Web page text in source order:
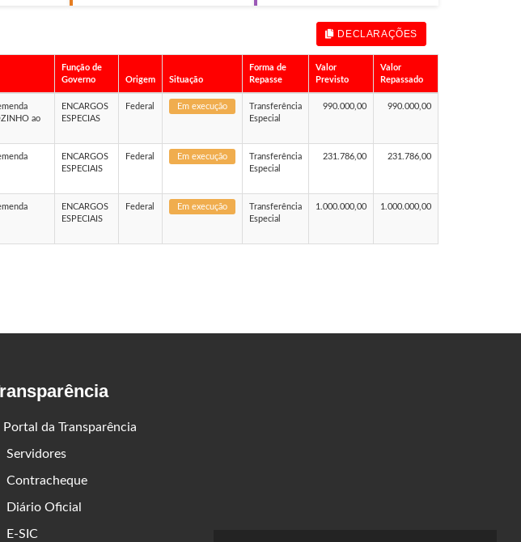
DECLARAÇÕES
Função de
Governo
Origem Situação
Forma de
Repasse
Valor
Previsto
Valor
Repassado
ao
ENCARGOS
ESPECIAS
Federal Em execução
Transferência
Especial
990.000,00 990.000,00
ENCARGOS
ESPECIAIS
Federal Em execução
Transferência
Especial
231.786,00 231.786,00
ENCARGOS
ESPECIAIS
Federal Em execução
Transferência
Especial
1.000.000,00 1.000.000,00
Portal da Transparência
Servidores
Contracheque
Diário Oficial
E-SIC